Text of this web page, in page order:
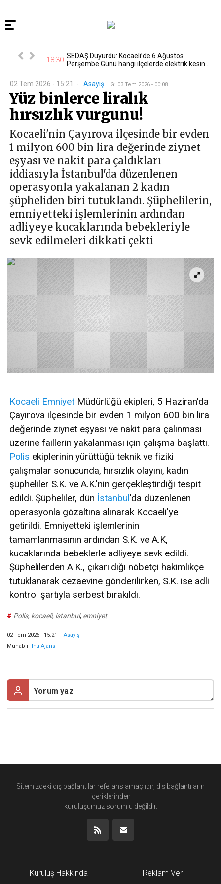
kontrol 18:30 SEDAŞ Duyurdu: Kocaeli’de 6 Ağustos
Perşembe Günü hangi ilçelerde elektrik kesin...
02 Tem 2026 - 15:21 - Asayiş G: 03 Tem 2026 - 00:08
Yüz binlerce liralık
hırsızlık vurgunu!
Kocaeli'nin Çayırova ilçesinde bir evden
1 milyon 600 bin lira değerinde ziynet
eşyası ve nakit para çaldıkları
iddiasıyla İstanbul'da düzenlenen
operasyonla yakalanan 2 kadın
şüpheliden biri tutuklandı. Şüphelilerin,
emniyetteki işlemlerinin ardından
adliyeye kucaklarında bebekleriyle
sevk edilmeleri dikkati çekti
Kocaeli Emniyet Müdürlüğü ekipleri, 5 Haziran'da
Çayırova ilçesinde bir evden 1 milyon 600 bin lira
değerinde ziynet eşyası ve nakit para çalınması
üzerine faillerin yakalanması için çalışma başlattı.
Polis ekiplerinin yürüttüğü teknik ve fiziki
çalışmalar sonucunda, hırsızlık olayını, kadın
şüpheliler S.K. ve A.K.'nin gerçekleştirdiği tespit
edildi. Şüpheliler, dün İstanbul'da düzenlenen
operasyonla gözaltına alınarak Kocaeli'ye
getirildi. Emniyetteki işlemlerinin
tamamlanmasının ardından S.K. ve A.K,
kucaklarında bebeklerle adliyeye sevk edildi.
Şüphelilerden A.K., çıkarıldığı nöbetçi hakimlikçe
tutuklanarak cezaevine gönderilirken, S.K. ise adli
kontrol şartıyla serbest bırakıldı.
# Polis, kocaeli, istanbul, emniyet
02 Tem 2026 - 15:21 - Asayiş
Muhabir
Iha Ajans
Sitemizdeki dış bağlantılar referans amaçlıdır, dış bağlantıların
içeriklerinden
kuruluşumuz sorumlu değildir.
Kuruluş Hakkında Reklam Ver